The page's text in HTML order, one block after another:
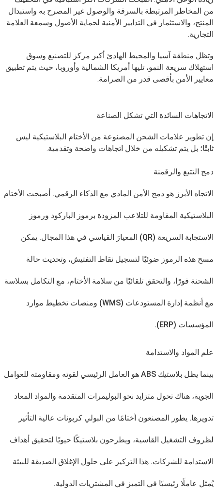
من المخاطر المرتبطة بالسرقة والوصول غير المصرح به واستبدال
المنتج، والاستثمار في التدابير الأمنية لحماية الأصول وسمعة العلامة
التجارية.
وتظل منطقة آسيا والمحيط الهادئ أكبر مركز للتصنيع وسوق
استهلاك سريعة النمو، تليها أمريكا الشمالية وأوروبا، حيث يتم تطبيق
معايير الأمن بأقصى قدر من الصرامة.
الاتجاهات السائدة التي تشكل الصناعة
إن تطوير علامات الشحن المصنوعة من الأختام البلاستيكية ليس
ثابتًا؛ بل يتم تشكيله من خلال اتجاهات واضحة وتقدمية.
دمج التتبع والرقمنة
الاتجاه الأبرز هو دمج الأمن المادي مع الذكاء الرقمي. أصبحت الأختام
البلاستيكية المقاومة للتلاعب المزودة برموز الباركود ورموز
الاستجابة السريعة (QR) المعيارَ القياسي في هذا المجال. يمكن
مسح هذه الرموز ضوئيًا لتسجيل نقاط التفتيش، وتحديث حالة
الشحنة فورًا، والتحقق تلقائيًا من سلامة الأختام، مع التكامل بسلاسة
مع أنظمة إدارة المستودعات (WMS) ومنصات تخطيط موارد
المؤسسات (ERP).
علم المواد والاستدامة
بينما يظل بلاستيك ABS هو العامل الرئيسي لقوته ومقاومته للعوامل
الجوية، هناك تحول متزايد نحو البوليمرات المتقدمة والمواد المعاد
تدويرها. يطور المصنعون أختامًا من البولي كربونات عالية التأثير
لظروف التشغيل القاسية، ويطرحون بلاستيكًا حيويًا لتحقيق أهداف
الاستدامة للشركات. هذا التركيز على حلول الإغلاق الصديقة للبيئة
يُمثل عاملًا رئيسيًا في التميز في المشتريات الدولية.